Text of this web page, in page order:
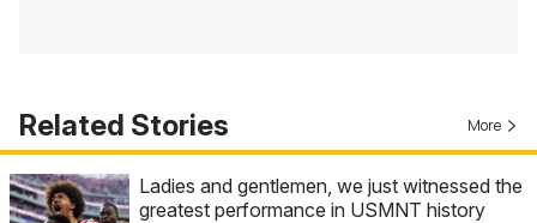
Related Stories More
Ladies and gentlemen, we just witnessed the
greatest performance in USMNT history